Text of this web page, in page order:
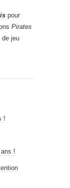
pour
Pirates
de jeu
!
!